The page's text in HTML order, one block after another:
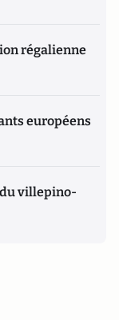
régalienne
européens
villepino-